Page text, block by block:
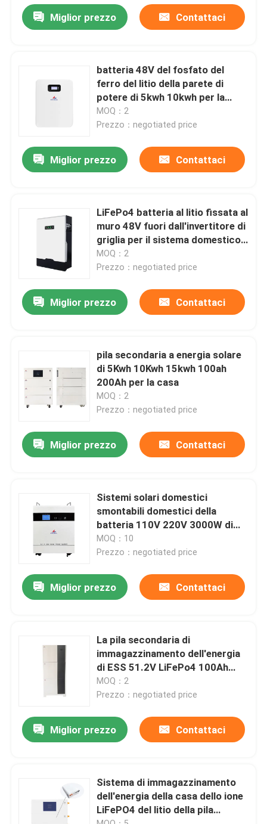
Prodotti
Mostra VR
Chi siamo
Controllo di qualità
notizie
Batteria dello ione LiFePO4 del litio
Miglior prezzo Contattaci
batteria 48V del fosfato del
ferro del litio della parete di
potere di 5kwh 10kwh per la
centrale elettrica domestica
MOQ：2
Prezzo：negotiated price
Miglior prezzo Contattaci
LiFePo4 batteria al litio fissata al
muro 48V fuori dall'invertitore di
griglia per il sistema domestico
di energia solare
MOQ：2
Prezzo：negotiated price
Miglior prezzo Contattaci
pila secondaria a energia solare
di 5Kwh 10Kwh 15kwh 100ah
200Ah per la casa
MOQ：2
Prezzo：negotiated price
Miglior prezzo Contattaci
Sistemi solari domestici
smontabili domestici della
batteria 110V 220V 3000W di
energia
MOQ：10
Prezzo：negotiated price
Miglior prezzo Contattaci
La pila secondaria di
immagazzinamento dell'energia
di ESS 51.2V LiFePo4 100Ah
200Ah ha impilato tutti in un
sistema
MOQ：2
Prezzo：negotiated price
Miglior prezzo Contattaci
Sistema di immagazzinamento
dell'energia della casa dello ione
LiFePO4 del litio della pila